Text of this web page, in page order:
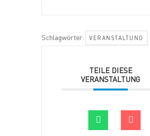
Schlagwörter: VERANSTALTUNG
TEILE DIESE
VERANSTALTUNG